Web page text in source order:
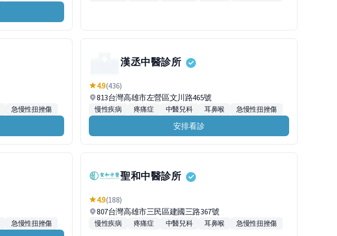
急慢性扭挫傷
漢丞中醫診所
4.9(436)
813台灣高雄市左營區文川路465號
慢性疾病 疼痛症 中醫兒科 耳鼻喉 急慢性扭挫傷
安排看診
急慢性扭挫傷
聖和中醫診所
4.9(188)
807台灣高雄市三民區建國三路367號
慢性疾病 疼痛症 中醫兒科 耳鼻喉 急慢性扭挫傷